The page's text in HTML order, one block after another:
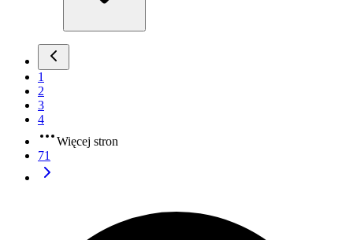
1
2
3
4
Więcej stron
71